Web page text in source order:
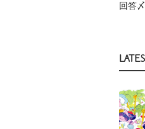
回答